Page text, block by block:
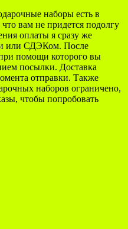
наборы есть в
вам не придется подолгу
оплаты я сразу же
или СДЭКом. После
помощи которого вы
посылки. Доставка
отправки. Также
наборов ограничено,
чтобы попробовать